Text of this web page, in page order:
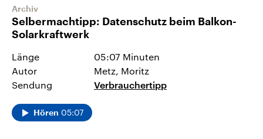
Archiv
Selbermachtipp: Datenschutz beim Balkon-
Solarkraftwerk
Länge
05:07 Minuten
Autor
Metz, Moritz
Sendung
Verbrauchertipp
Hören 05:07